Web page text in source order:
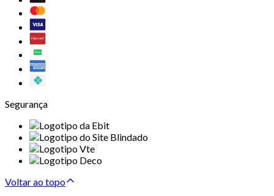
Segurança
Voltar ao topo